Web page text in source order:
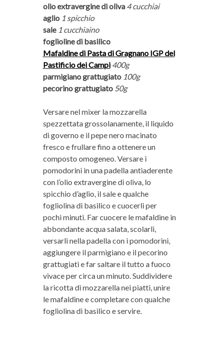
olio extravergine di oliva 4 cucchiai
aglio 1 spicchio
sale 1 cucchiaino
foglioline di basilico
Mafaldine di Pasta di Gragnano IGP del
Pastificio dei Campi 400g
parmigiano grattugiato 100g
pecorino grattugiato 50g
Versare nel mixer la mozzarella
spezzettata grossolanamente, il liquido
di governo e il pepe nero macinato
fresco e frullare fino a ottenere un
composto omogeneo. Versare i
pomodorini in una padella antiaderente
con l’olio extravergine di oliva, lo
spicchio d’aglio, il sale e qualche
fogliolina di basilico e cuocerli per
pochi minuti. Far cuocere le mafaldine in
abbondante acqua salata, scolarli,
versarli nella padella con i pomodorini,
aggiungere il parmigiano e il pecorino
grattugiati e far saltare il tutto a fuoco
vivace per circa un minuto. Suddividere
la ricotta di mozzarella nei piatti, unire
le mafaldine e completare con qualche
fogliolina di basilico e servire.